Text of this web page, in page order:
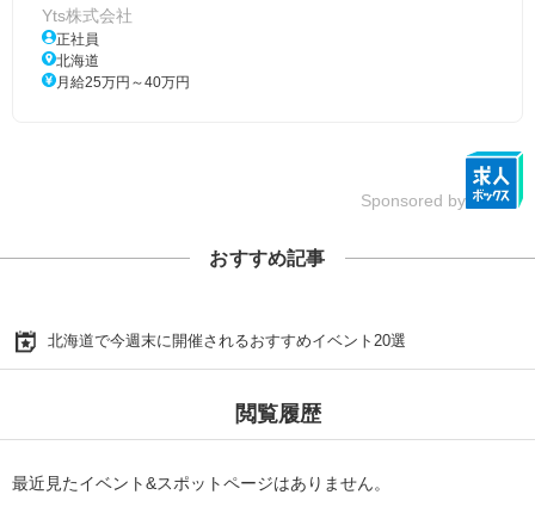
Yts株式会社
正社員
北海道
月給25万円～40万円
Sponsored by
おすすめ記事
北海道で今週末に開催されるおすすめイベント20選
閲覧履歴
最近見たイベント&スポットページはありません。